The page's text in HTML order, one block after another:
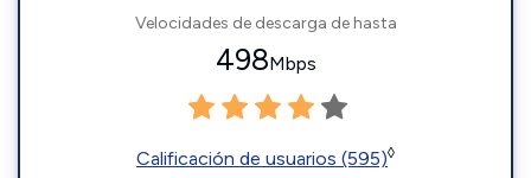
Velocidades de descarga de hasta
498Mbps
Calificación de usuarios (595)◊